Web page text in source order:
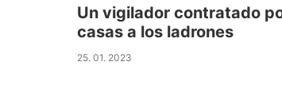
Un vigilador contratado
casas a los ladrones
25. 01. 2023